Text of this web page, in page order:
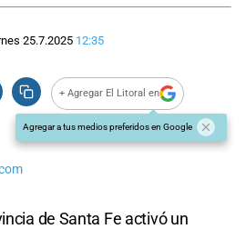
25.7.2025 12:35
+ Agregar El Litoral en
Agregar a tus medios preferidos en Google
de Santa Fe activó un